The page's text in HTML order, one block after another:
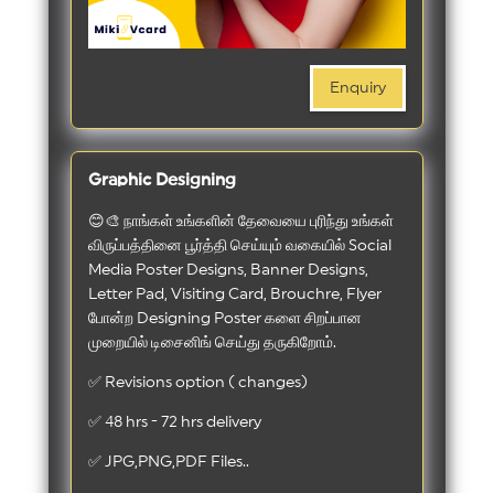
Enquiry
Graphic Designing
😊🎨 நாங்கள் உங்களின் தேவையை புரிந்து உங்கள்
விருப்பத்தினை பூர்த்தி செய்யும் வகையில் Social
Media Poster Designs, Banner Designs,
Letter Pad, Visiting Card, Brouchre, Flyer
போன்ற Designing Poster களை சிறப்பான
முறையில் டிசைனிங் செய்து தருகிறோம்.
✅ Revisions option ( changes)
✅ 48 hrs - 72 hrs delivery
✅ JPG,PNG,PDF Files..